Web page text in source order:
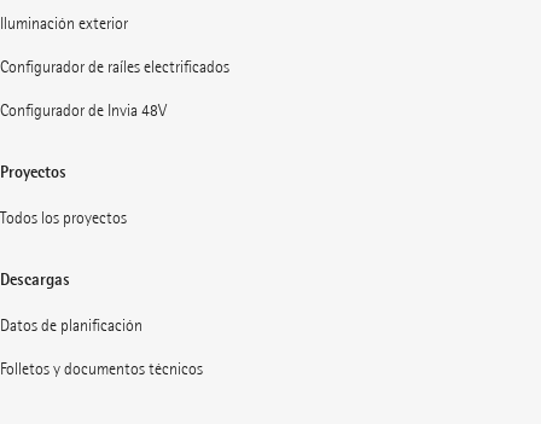
Iluminación exterior
Configurador de raíles electrificados
Configurador de Invia 48V
Proyectos
Todos los proyectos
Descargas
Datos de planificación
Folletos y documentos técnicos